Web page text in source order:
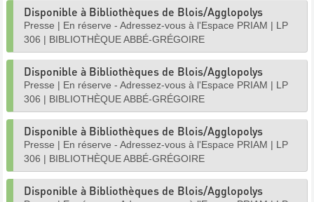
Disponible à Bibliothèques de Blois/Agglopolys
Presse | En réserve - Adressez-vous à l'Espace PRIAM | LP
306 | BIBLIOTHÈQUE ABBÉ-GRÉGOIRE
Disponible à Bibliothèques de Blois/Agglopolys
Presse | En réserve - Adressez-vous à l'Espace PRIAM | LP
306 | BIBLIOTHÈQUE ABBÉ-GRÉGOIRE
Disponible à Bibliothèques de Blois/Agglopolys
Presse | En réserve - Adressez-vous à l'Espace PRIAM | LP
306 | BIBLIOTHÈQUE ABBÉ-GRÉGOIRE
Disponible à Bibliothèques de Blois/Agglopolys